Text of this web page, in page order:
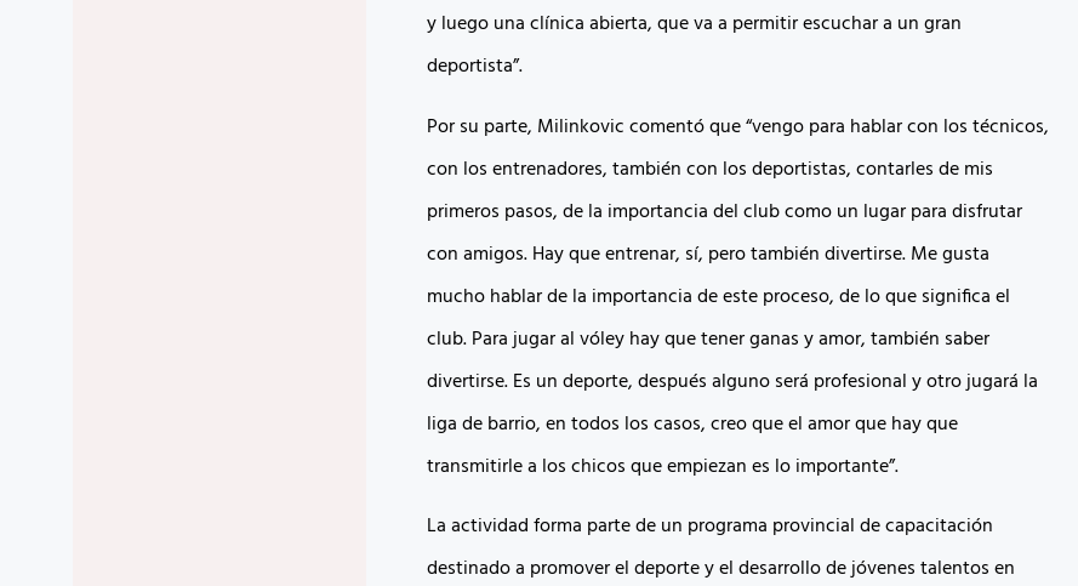
y luego una clínica abierta, que va a permitir escuchar a un gran
deportista”.
Por su parte, Milinkovic comentó que “vengo para hablar con los técnicos,
con los entrenadores, también con los deportistas, contarles de mis
primeros pasos, de la importancia del club como un lugar para disfrutar
con amigos. Hay que entrenar, sí, pero también divertirse. Me gusta
mucho hablar de la importancia de este proceso, de lo que significa el
club. Para jugar al vóley hay que tener ganas y amor, también saber
divertirse. Es un deporte, después alguno será profesional y otro jugará la
liga de barrio, en todos los casos, creo que el amor que hay que
transmitirle a los chicos que empiezan es lo importante”.
La actividad forma parte de un programa provincial de capacitación
destinado a promover el deporte y el desarrollo de jóvenes talentos en